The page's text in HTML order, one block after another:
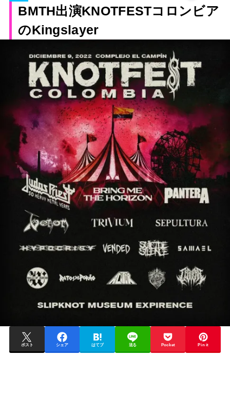
BMTH出演KNOTFESTコロンビア
のKingslayer
ポスト シェア はてブ 送る Pocket Pin it